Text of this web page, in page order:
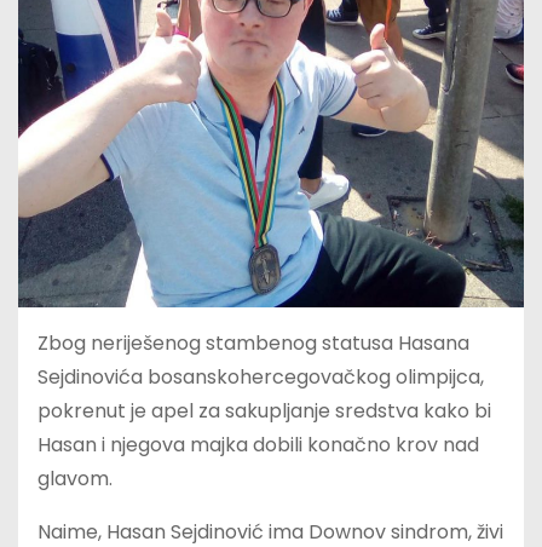
Zbog neriješenog stambenog statusa Hasana
Sejdinovića bosanskohercegovačkog olimpijca,
pokrenut je apel za sakupljanje sredstva kako bi
Hasan i njegova majka dobili konačno krov nad
glavom.
Naime, Hasan Sejdinović ima Downov sindrom, živi